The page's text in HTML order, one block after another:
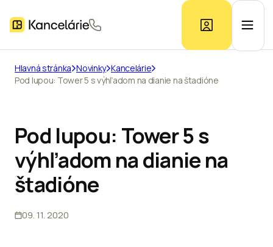
Ponuka kancelárií
Prieskum trhu
Kontakt
Hlavná stránka Novinky Kancelárie
Pod lupou: Tower 5 s výhľadom na dianie na štadióne
Pod lupou: Tower 5 s
výhľadom na dianie na
štadióne
09. 11. 2020